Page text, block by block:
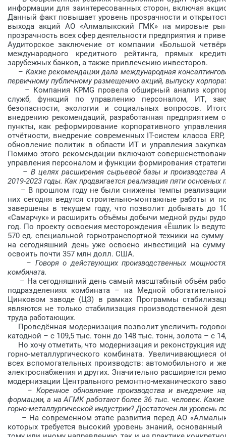
информации для заинтересованных сторон, включая
Данный факт повышает уровень прозрачности и
выхода акций АО «Алмалыкский ГМК» на мировые
прозрачность всех сфер деятельности предприятия и
Аудиторское заключение от компании «Большой
международного кредитного рейтинга, прямых
зарубежных банков, а также привлечению инвесторов.
– Какие рекомендации дала ­международная
первичному публичному размещению акций, выпуску
– Компания KPMG провела обширный анализ
служб, функций по управлению персоналом, ИТ,
безопасности, экологии и социальных вопросов.
внедрению рекомендаций, разработанная
пункты, как реформирование корпоративного
отчётности, внедрение современных IT-систем класса
обновление политик в области ИТ и управления
Помимо этого рекомендации включают
управления персоналом и функции формирования
– В целях расширения сырьевой базы и
2019-2023 годы. Как продвигается реализация пяти
– В прошлом году не были снижены темпы
них сегодня ведутся строительно-монтажные работы и
завершены в текущем году, что позволит добывать до
«Самарчук» и расширить объёмы добычи медной руды
год. По проекту освоения месторождения «Ёшлик I»
570 ед. специальной горнотранспортной техники на
на сегодняшний день уже освоено инвестиций на
освоить почти 357 млн долл. США.
– Говоря о действующих производственных
комбината.
– На сегодняшний день самый масштабный объём
подразделениях комбината – на Медной
Цинковом заводе (ЦЗ) в рамках Программы
являются не только стабилизация производственной
труда работающих.
Проведённая модернизация поз­волит увеличить
катодной – с 109,5 тыс. тонн до 148 тыс. тонн, золота – с
Но хочу отметить, что модернизация и реконструкция
горно-металлурги­ческого комбината.
всех вспомо­гательных производств: автомобильного и
электроснабжения и других. Значительно расширяется
модернизации Центрального ремонтно-механического
– Коренное обновление производства и внедрение
формации, а на АГМК работают более 36 тыс. человек.
горно-металлургической индустрии? Достаточен ли уровень
– На современном этапе развития перед АО
которых требуется высокий уровень знаний,